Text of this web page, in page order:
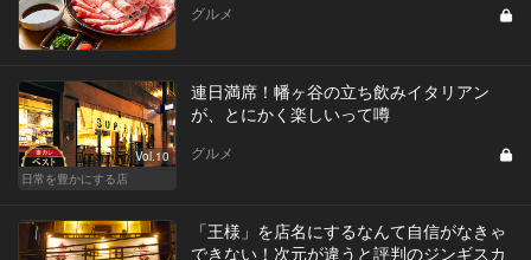
グルメ
Vol.10
日常を豊かにする店
連日満席！幡ヶ谷の立ち飲みイタリアン
が、とにかく楽しいって噂
グルメ
「王様」を店名にするなんて自信がなきゃ
できない！次元が違うと評判のジンギスカ